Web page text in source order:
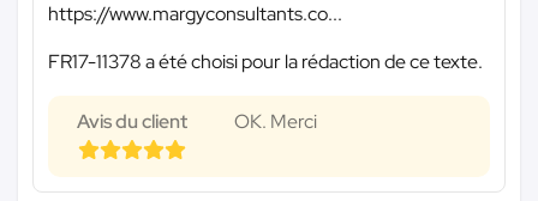
https://www.margyconsultants.co...
FR17-11378 a été choisi pour la rédaction de ce texte.
Avis du client OK. Merci